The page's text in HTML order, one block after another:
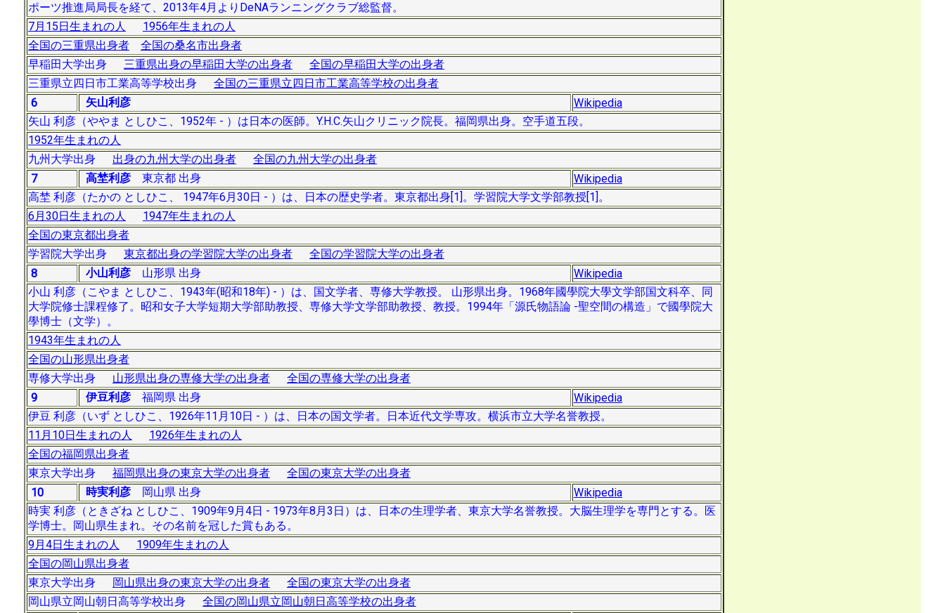
ポーツ推進局局長を経て、2013年4月よりDeNAランニングクラブ総監督。
7月15日生まれの人
1956年生まれの人
全国の三重県出身者
全国の桑名市出身者
早稲田大学出身 三重県出身の早稲田大学の出身者
全国の早稲田大学の出身者
三重県立四日市工業高等学校出身 全国の三重県立四日市工業高等学校の出身者
6
矢山利彦
Wikipedia
矢山 利彦（ややま としひこ、1952年 - ）は日本の医師。Y.H.C.矢山クリニック院長。福岡県出身。空手道五段。
1952年生まれの人
九州大学出身 出身の九州大学の出身者
全国の九州大学の出身者
7
高埜利彦東京都 出身
Wikipedia
高埜 利彦（たかの としひこ、 1947年6月30日 - ）は、日本の歴史学者。東京都出身[1]。学習院大学文学部教授[1]。
6月30日生まれの人
1947年生まれの人
全国の東京都出身者
学習院大学出身 東京都出身の学習院大学の出身者
全国の学習院大学の出身者
8
小山利彦山形県 出身
Wikipedia
小山 利彦（こやま としひこ、1943年(昭和18年) - ）は、国文学者、専修大学教授。 山形県出身。1968年國學院大學文学部国文科卒、同
大学院修士課程修了。昭和女子大学短期大学部助教授、専修大学文学部助教授、教授。1994年「源氏物語論 -聖空間の構造」で國學院大
學博士（文学）。
1943年生まれの人
全国の山形県出身者
専修大学出身 山形県出身の専修大学の出身者
全国の専修大学の出身者
9
伊豆利彦福岡県 出身
Wikipedia
伊豆 利彦（いず としひこ、1926年11月10日 - ）は、日本の国文学者。日本近代文学専攻。横浜市立大学名誉教授。
11月10日生まれの人
1926年生まれの人
全国の福岡県出身者
東京大学出身 福岡県出身の東京大学の出身者
全国の東京大学の出身者
10
時実利彦岡山県 出身
Wikipedia
時実 利彦（ときざね としひこ、1909年9月4日 - 1973年8月3日）は、日本の生理学者、東京大学名誉教授。大脳生理学を専門とする。医
学博士。岡山県生まれ。その名前を冠した賞もある。
9月4日生まれの人
1909年生まれの人
全国の岡山県出身者
東京大学出身 岡山県出身の東京大学の出身者
全国の東京大学の出身者
岡山県立岡山朝日高等学校出身 全国の岡山県立岡山朝日高等学校の出身者